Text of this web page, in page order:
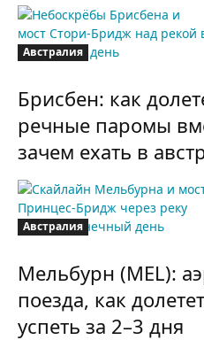
Австралия
Брисбен: как
речные паромы
зачем ехать в
Австралия
Мельбурн (MEL):
поезда, как
успеть за 2–3 дня